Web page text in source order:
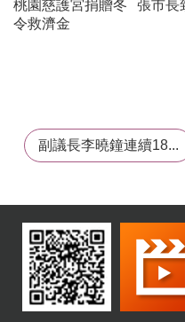
v
i
頁
導
覽
桃園慈護宮捐贈冬
令救濟金
張市長
副議長李曉鐘連續18...